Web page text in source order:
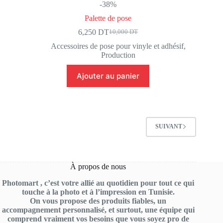
-38%
Palette de pose
10,000DT
Le
prix
initial
10,000 DT.
6,250DTLe
prix
actuel
6,250 DT.
Accessoires de pose pour vinyle et adhésif,
Production
Ajouter au panier
SUIVANT
À propos de nous
Photomart , c’est votre allié au quotidien pour tout ce qui
touche à la photo et à l’impression en Tunisie.
On vous propose des produits fiables, un
accompagnement personnalisé, et surtout, une équipe qui
comprend vraiment vos besoins que vous soyez pro de